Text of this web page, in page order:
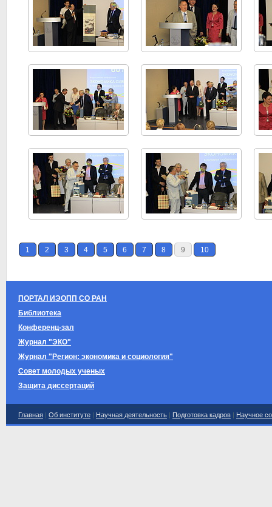
1 2 3 4 5 6 7 8 9 10
ПОРТАЛ ИЭОПП СО РАН
Библиотека
Конференц-зал
Журнал "ЭКО"
Журнал "Регион: экономика и социология"
Совет молодых ученых
Защита диссертаций
Главная | Об институте | Научная деятельность | Подготовка кадров | Научное